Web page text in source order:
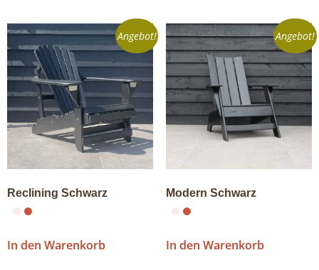
Angebot!
Reclining Schwarz
In den Warenkorb
Angebot!
Modern Schwarz
In den Warenkorb